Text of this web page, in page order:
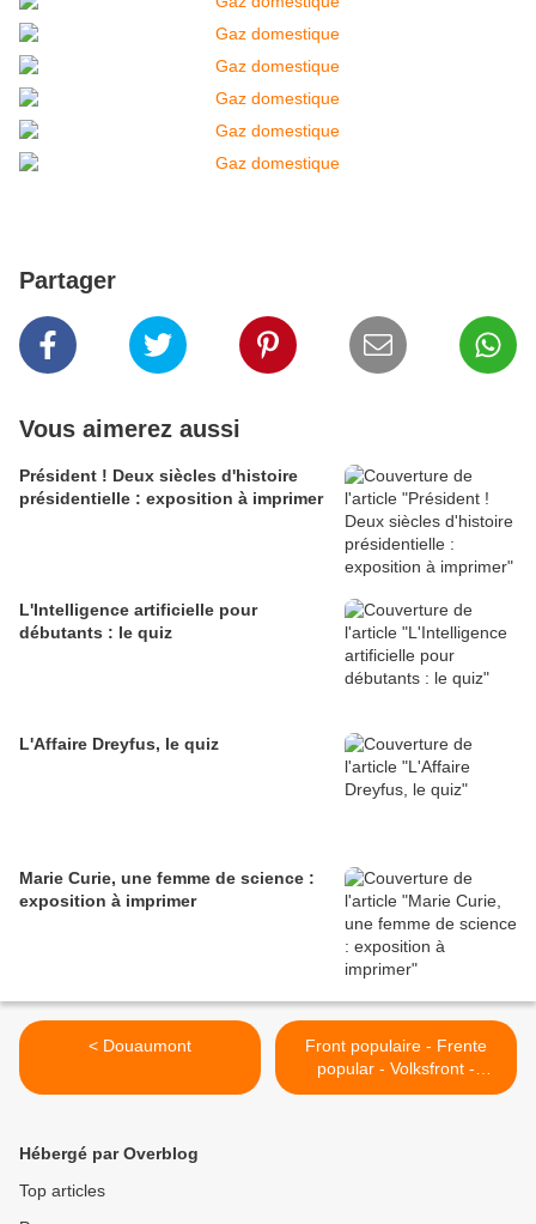
Partager
Vous aimerez aussi
Président ! Deux siècles d'histoire
présidentielle : exposition à imprimer
L'Intelligence artificielle pour
débutants : le quiz
L'Affaire Dreyfus, le quiz
Marie Curie, une femme de science :
exposition à imprimer
< Douaumont
Front populaire - Frente
popular - Volksfront -
Popular Front - 1934 1935
Hébergé par Overblog
Top articles